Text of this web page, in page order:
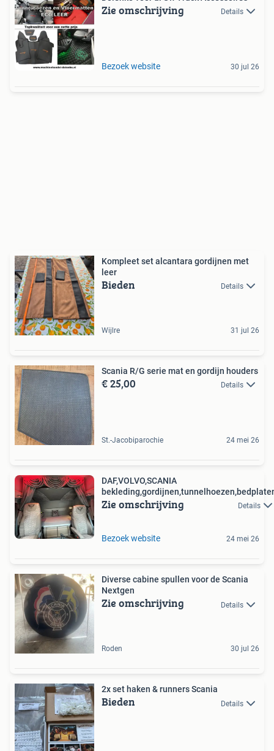
Zie omschrijving Details
Bezoek website 30 jul 26
Kompleet set alcantara gordijnen met
leer
Bieden Details
Wijlre 31 jul 26
Scania R/G serie mat en gordijn houders
€ 25,00 Details
St.-Jacobiparochie 24 mei 26
DAF,VOLVO,SCANIA
Zie omschrijving Details
Bezoek website 24 mei 26
Diverse cabine spullen voor de Scania
Nextgen
Zie omschrijving Details
Roden 30 jul 26
2x set haken & runners Scania
Bieden Details